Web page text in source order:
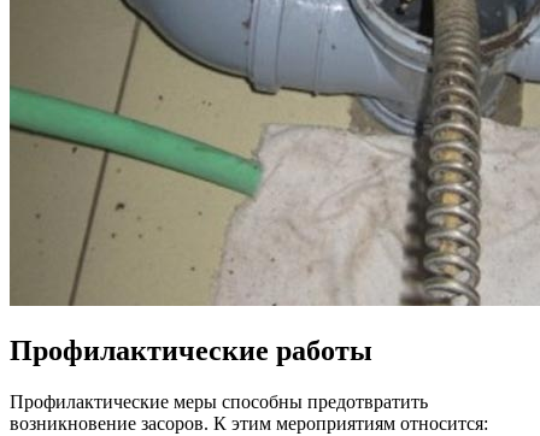
Профилактические работы
Профилактические меры способны предотвратить
возникновение засоров. К этим мероприятиям относится: